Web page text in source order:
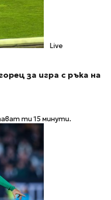
Live
за игра с ръка на
ти 15 минути.